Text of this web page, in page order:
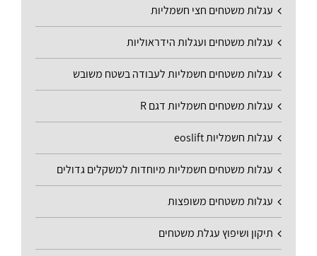
עגלות משטחים חצי חשמליות
עגלות משטחים ועגלות הידראוליות
עגלות משטחים חשמליות לעבודה בשטח משובש
עגלות משטחים חשמליות דגם R
עגלות חשמליות eoslift
עגלות משטחים חשמליות מיוחדות למשקלים גדולים
עגלות משטחים משופצות
תיקון ושיפוץ עגלת משטחים